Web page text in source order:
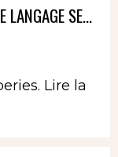
LANGAGE SE...
Lire la